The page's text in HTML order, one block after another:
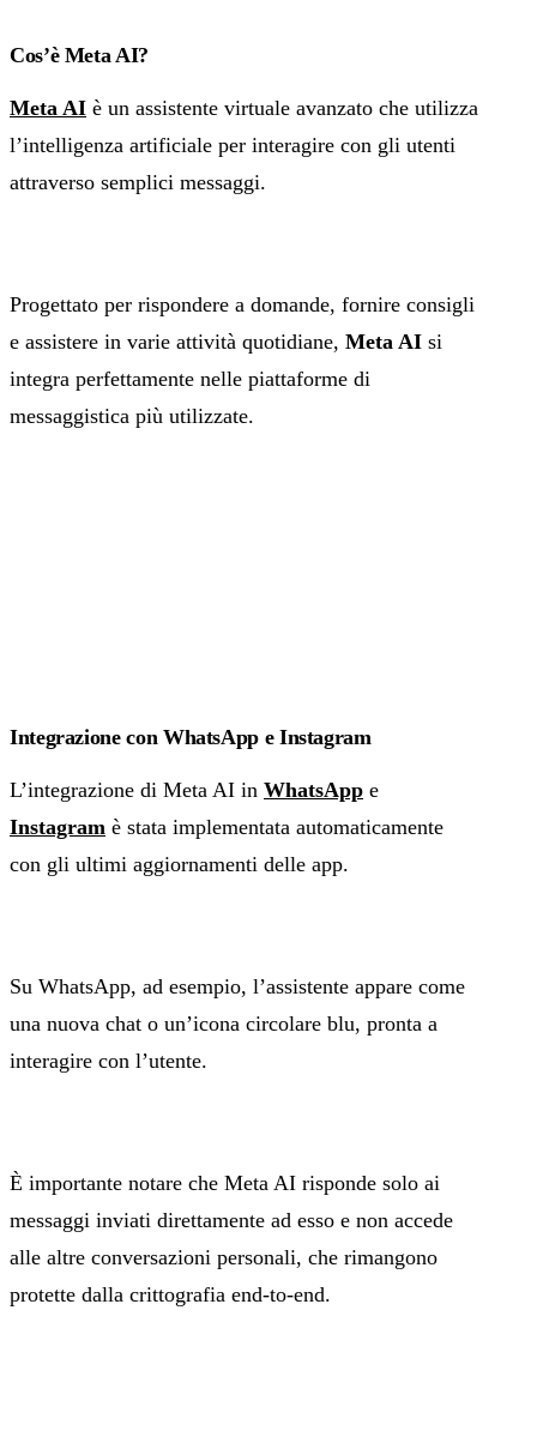
Cos’è Meta AI?
Meta AI è un assistente virtuale avanzato che utilizza
l’intelligenza artificiale per interagire con gli utenti
attraverso semplici messaggi.
Progettato per rispondere a domande, fornire consigli
e assistere in varie attività quotidiane, Meta AI si
integra perfettamente nelle piattaforme di
messaggistica più utilizzate.
Integrazione con WhatsApp e Instagram
L’integrazione di Meta AI in WhatsApp e
Instagram è stata implementata automaticamente
con gli ultimi aggiornamenti delle app.
Su WhatsApp, ad esempio, l’assistente appare come
una nuova chat o un’icona circolare blu, pronta a
interagire con l’utente.
È importante notare che Meta AI risponde solo ai
messaggi inviati direttamente ad esso e non accede
alle altre conversazioni personali, che rimangono
protette dalla crittografia end-to-end.